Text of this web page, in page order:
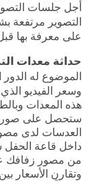
أجل جلسات
التصوير مرتفعة
على معرفة بها
حداثة معدات
الموضوع له
وسعر الفيديو
هذه المعدات
ستحصل على صور
العدسات لدى
داخل قاعة الحفل
من مصور زفافك
وتقارن الأسعار